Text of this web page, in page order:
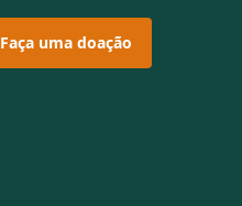
Faça uma doação